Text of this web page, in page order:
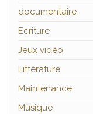
documentaire
Ecriture
Jeux vidéo
Littérature
Maintenance
Musique